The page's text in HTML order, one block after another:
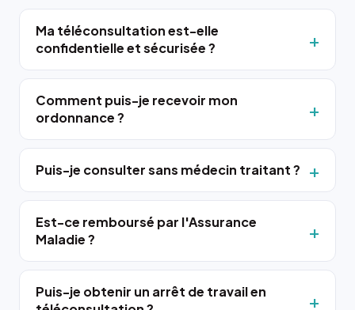
Ma téléconsultation est-elle
confidentielle et sécurisée ?
Comment puis-je recevoir mon
ordonnance ?
Puis-je consulter sans médecin traitant ?
Est-ce remboursé par l'Assurance
Maladie ?
Puis-je obtenir un arrêt de travail en